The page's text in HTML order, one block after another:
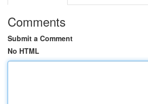
Comments
Submit a Comment
No HTML